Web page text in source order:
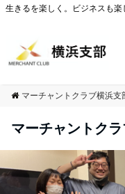
生きるを楽しく。ビジネスも
マーチャントクラブ横浜支
マーチャントク